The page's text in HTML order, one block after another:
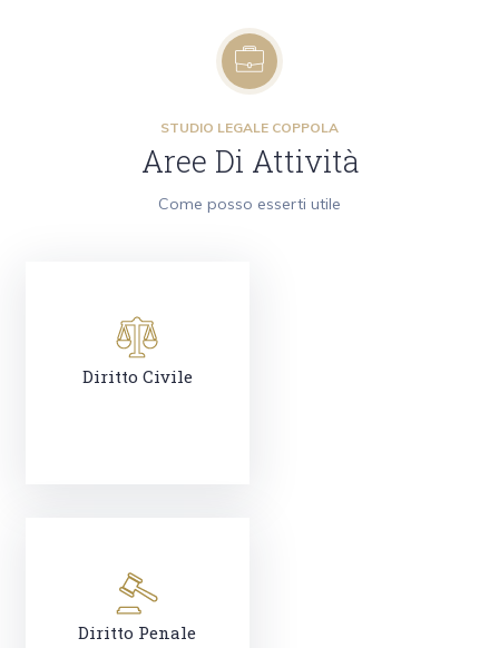
STUDIO LEGALE COPPOLA
Aree Di Attività
Come posso esserti utile
Diritto Civile
Diritto Penale